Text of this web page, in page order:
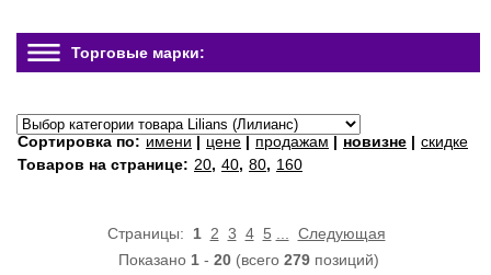
Торговые марки:
Сортировка по: имени | цене | продажам | новизне | скидке
Товаров на странице: 20, 40, 80, 160
Страницы: 1 2 3 4 5
Следующая
Показано 1- 20(всего 279позиций)